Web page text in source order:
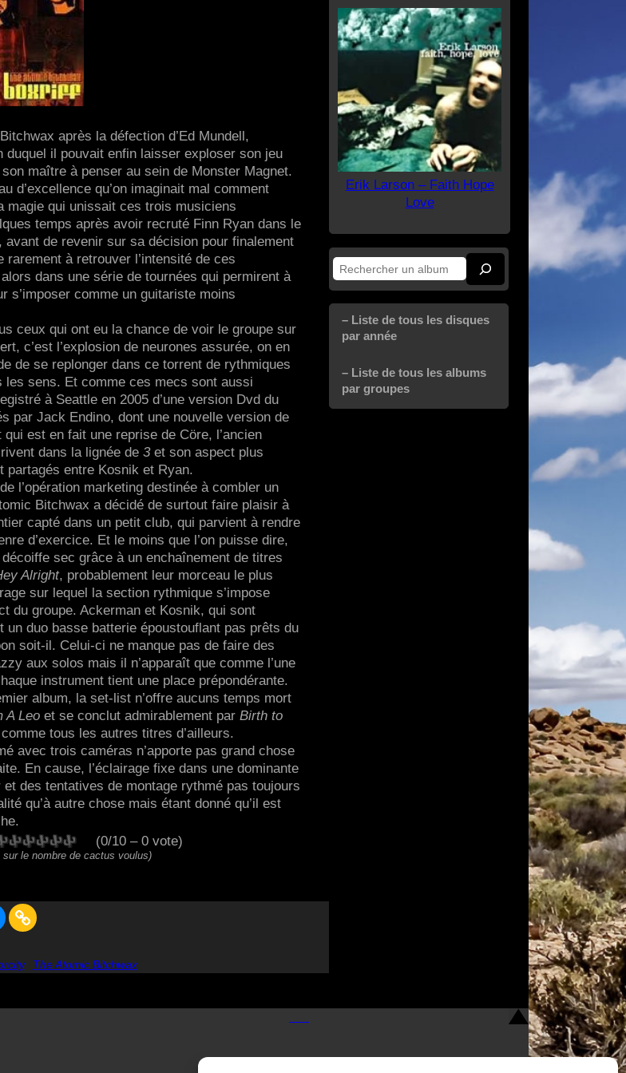
après la défection d’Ed Mundell,
il pouvait enfin laisser exploser son jeu
maître à penser au sein de Monster Magnet.
d’excellence qu’on imaginait mal comment
magie qui unissait ces trois musiciens
temps après avoir recruté Finn Ryan dans le
de revenir sur sa décision pour finalement
rarement à retrouver l’intensité de ces
dans une série de tournées qui permirent à
s’imposer comme un guitariste moins
ceux qui ont eu la chance de voir le groupe sur
c’est l’explosion de neurones assurée, on en
de se replonger dans ce torrent de rythmiques
les sens. Et comme ces mecs sont aussi
à Seattle en 2005 d’une version Dvd du
par Jack Endino, dont une nouvelle version de
est en fait une reprise de Cöre, l’ancien
dans la lignée de 3et son aspect plus
partagés entre Kosnik et Ryan.
l’opération marketing destinée à combler un
Bitchwax a décidé de surtout faire plaisir à
capté dans un petit club, qui parvient à rendre
d’exercice. Et le moins que l’on puisse dire,
sec grâce à un enchaînement de titres
Alright, probablement leur morceau le plus
sur lequel la section rythmique s’impose
du groupe. Ackerman et Kosnik, qui sont
un duo basse batterie époustouflant pas prêts du
soit-il. Celui-ci ne manque pas de faire des
aux solos mais il n’apparaît que comme l’une
instrument tient une place prépondérante.
album, la set-list n’offre aucuns temps mort
A Leo et se conclut admirablement par Birth to
tous les autres titres d’ailleurs.
avec trois caméras n’apporte pas grand chose
En cause, l’éclairage fixe dans une dominante
des tentatives de montage rythmé pas toujours
qu’à autre chose mais étant donné qu’il est
(0/10 – 0 vote)
le nombre de cactus voulus)
The Atomic Bitchwax
Erik Larson – Faith Hope
Love
Rechercher
– Liste de tous les disques
par année
– Liste de tous les albums
par groupes